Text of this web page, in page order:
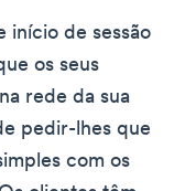
início de sessão
os seus
rede da sua
pedir-lhes que
com os